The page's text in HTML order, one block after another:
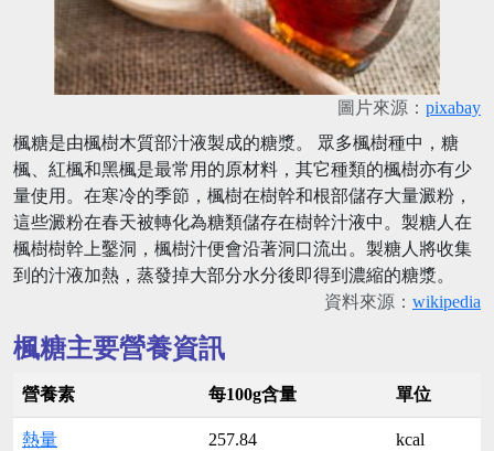
圖片來源： pixabay
楓糖是由楓樹木質部汁液製成的糖漿。 眾多楓樹種中，糖
楓、紅楓和黑楓是最常用的原材料，其它種類的楓樹亦有少
量使用。在寒冷的季節，楓樹在樹幹和根部儲存大量澱粉，
這些澱粉在春天被轉化為糖類儲存在樹幹汁液中。製糖人在
楓樹樹幹上鑿洞，楓樹汁便會沿著洞口流出。製糖人將收集
到的汁液加熱，蒸發掉大部分水分後即得到濃縮的糖漿。
資料來源： wikipedia
楓糖主要營養資訊
營養素 每100g含量 單位
熱量 257.84 kcal